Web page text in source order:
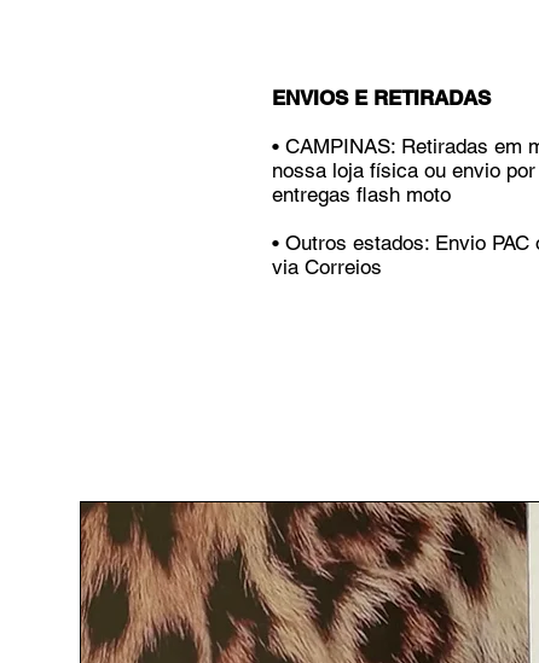
ENVIOS E RETIRADAS
• CAMPINAS: Retiradas em
nossa loja física ou envio
entregas flash moto
• Outros estados: Envio PAC
via Correios